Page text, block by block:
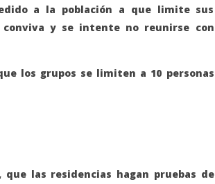
a la población a que limite sus
conviva y se intente no reunirse con
los grupos se limiten a 10 personas
las residencias hagan pruebas de